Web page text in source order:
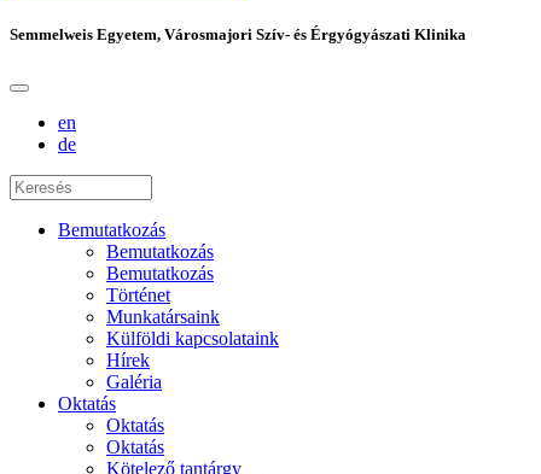
Semmelweis Egyetem, Városmajori Szív- és Érgyógyászati Klinika
en
de
Bemutatkozás
Bemutatkozás
Bemutatkozás
Történet
Munkatársaink
Külföldi kapcsolataink
Hírek
Galéria
Oktatás
Oktatás
Oktatás
Kötelező tantárgy